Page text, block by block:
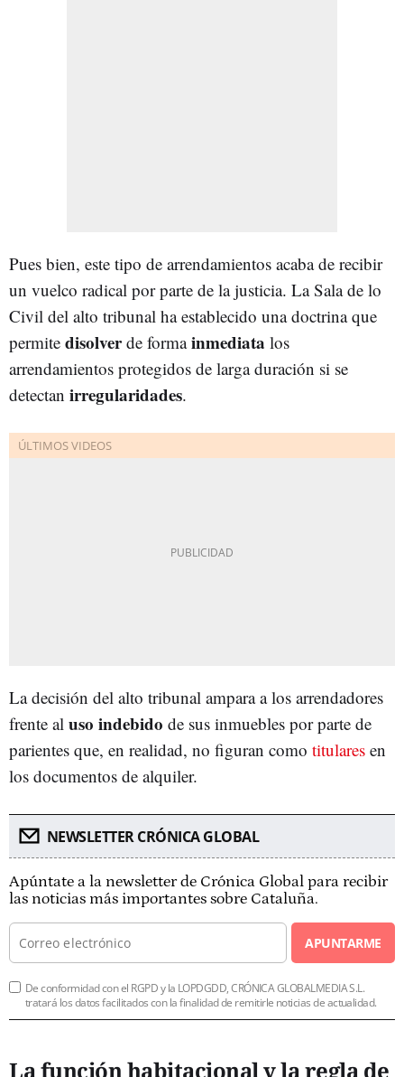
Pues bien, este tipo de arrendamientos acaba de recibir
un vuelco radical por parte de la justicia. La Sala de lo
Civil del alto tribunal ha establecido una doctrina que
permite disolverde formainmediata los
arrendamientos protegidos de larga duración si se
detectan irregularidades.
La decisión del alto tribunal ampara a los arrendadores
frente al uso indebido de sus inmuebles por parte de
parientes que, en realidad, no figuran como titulares en
los documentos de alquiler.
NEWSLETTER CRÓNICA GLOBAL
Apúntate a la newsletter de Crónica Global para recibir
las noticias más importantes sobre Cataluña.
APUNTARME
De conformidad con el RGPD y la LOPDGDD, CRÓNICA GLOBALMEDIA S.L.
tratará los datos facilitados con la finalidad de remitirle noticias de actualidad.
La función habitacional y la regla de